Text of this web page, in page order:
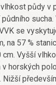
půdy v
se
na 57 %
cm. Vyšší
horských
Nižší